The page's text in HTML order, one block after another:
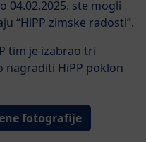
04.02.2025. ste mogli
“HiPP zimske radosti”.
tim je izabrao tri
nagraditi HiPP poklon
fotografije